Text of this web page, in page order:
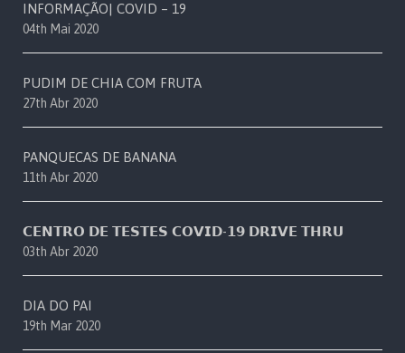
INFORMAÇÃO| COVID – 19
04th Mai 2020
PUDIM DE CHIA COM FRUTA
27th Abr 2020
PANQUECAS DE BANANA
11th Abr 2020
𝗖𝗘𝗡𝗧𝗥𝗢 𝗗𝗘 𝗧𝗘𝗦𝗧𝗘𝗦 𝗖𝗢𝗩𝗜𝗗-𝟭𝟵 𝗗𝗥𝗜𝗩𝗘 𝗧𝗛𝗥𝗨
03th Abr 2020
DIA DO PAI
19th Mar 2020